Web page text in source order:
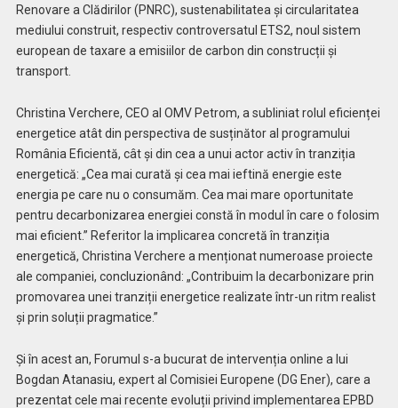
Renovare a Clădirilor (PNRC), sustenabilitatea și circularitatea
mediului construit, respectiv controversatul ETS2, noul sistem
european de taxare a emisiilor de carbon din construcții și
transport.
Christina Verchere, CEO al OMV Petrom, a subliniat rolul eficienței
energetice atât din perspectiva de susținător al programului
România Eficientă, cât și din cea a unui actor activ în tranziția
energetică: „Cea mai curată și cea mai ieftină energie este
energia pe care nu o consumăm. Cea mai mare oportunitate
pentru decarbonizarea energiei constă în modul în care o folosim
mai eficient.” Referitor la implicarea concretă în tranziția
energetică, Christina Verchere a menționat numeroase proiecte
ale companiei, concluzionând: „Contribuim la decarbonizare prin
promovarea unei tranziții energetice realizate într-un ritm realist
și prin soluții pragmatice.”
Și în acest an, Forumul s-a bucurat de intervenția online a lui
Bogdan Atanasiu, expert al Comisiei Europene (DG Ener), care a
prezentat cele mai recente evoluții privind implementarea EPBD